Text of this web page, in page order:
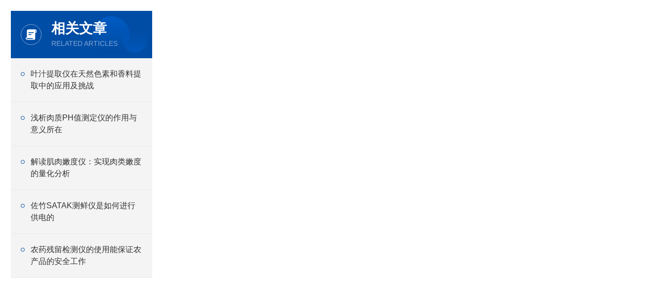
相关文章
RELATED ARTICLES
叶汁提取仪在天然色素和香料提
取中的应用及挑战
浅析肉质PH值测定仪的作用与
意义所在
解读肌肉嫩度仪：实现肉类嫩度
的量化分析
佐竹SATAK测鲜仪是如何进行
供电的
农药残留检测仪的使用能保证农
产品的安全工作